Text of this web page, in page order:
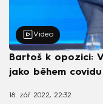
Video
Bartoš k opozici:
jako během
18. zář 2022, 22:32